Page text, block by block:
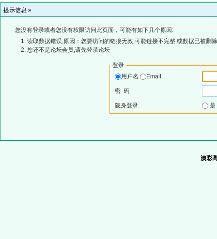
提示信息 »
您没有登录或者您没有权限访问此页面，可能有如下几个原因:
读取数据错误,原因：您要访问的链接无效,可能链接不完整,或数据已被删
您还不是论坛会员,请先登录论坛
登录
用户名
Email
密 码
隐身登录
澳彩